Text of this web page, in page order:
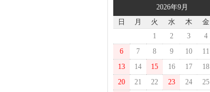
2026年9月
日
月 火 水 木 金
1
2 3 4
6
7 8 9 10 11
13
14 15 16 17 18
20
21 22 23 24 25